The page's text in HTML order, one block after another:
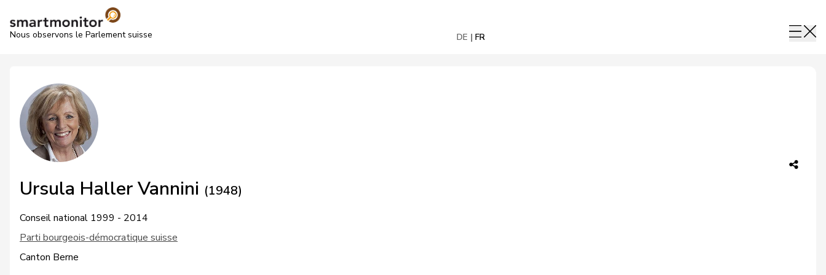
Nous observons le Parlement suisse DE FR
Ursula Haller Vannini (1948)
Conseil national 1999 - 2014
Parti bourgeois-démocratique suisse
Canton Berne